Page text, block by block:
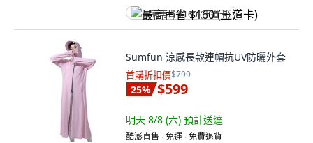
最高再省 $160 (王道卡)
Sumfun 涼感長款連帽抗UV防曬外套
首購折扣價$799
25% $599
明天 8/8 (六) 預計送達
酷澎直售 ∙ 免運 ∙ 免費退貨